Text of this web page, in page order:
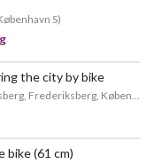
S)
the city by bike
Frederiksberg, København
bike (61 cm)